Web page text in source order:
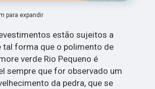
para expandir
estão sujeitos a
tal forma que o polimento de
verde Rio Pequeno é
sempre que for observado um
da pedra, que se